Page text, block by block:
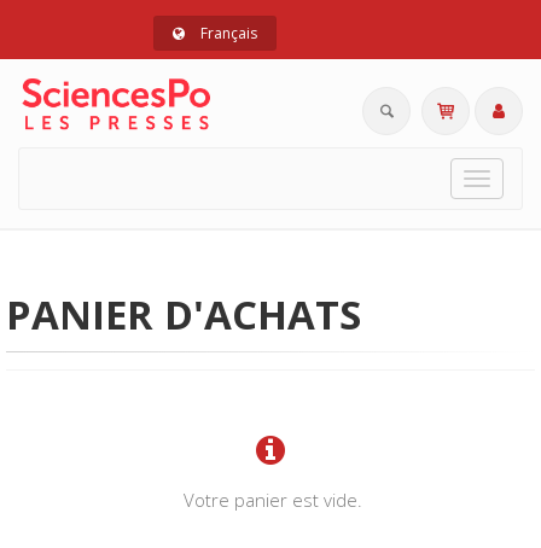
Français
Toggle
PANIER D'ACHATS
Votre panier est vide.